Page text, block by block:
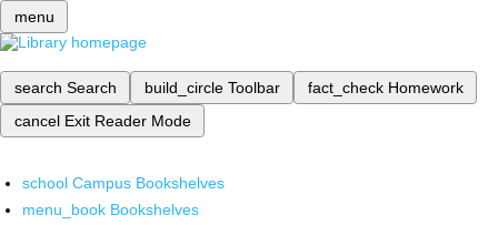
menu
search Search build_circle Toolbar fact_check Homework
cancel Exit Reader Mode
school Campus Bookshelves
menu_book Bookshelves